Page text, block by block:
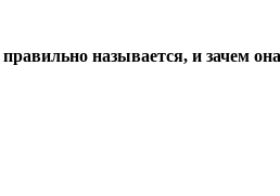
называется, и зачем